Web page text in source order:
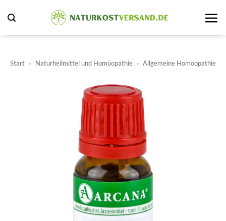
Inhalt
springen
Start » Naturheilmittel und Homöopathie » Allgemeine Homöopathie